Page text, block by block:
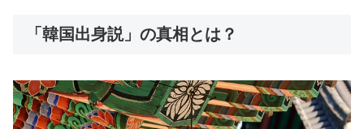
「韓国出身説」の真相とは？